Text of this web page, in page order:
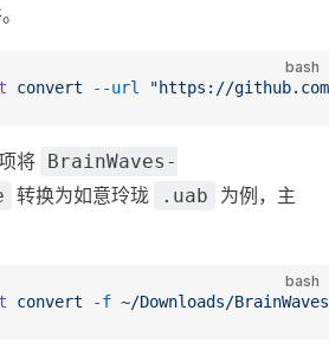
bash
convert --url "https://github.com/
将 BrainWaves-
转换为如意玲珑 .uab
为例，主
bash
convert -f ~/Downloads/